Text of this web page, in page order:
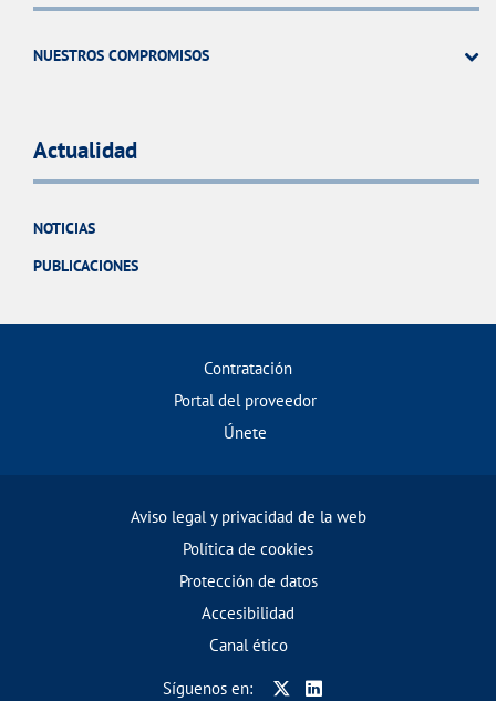
NUESTROS COMPROMISOS
Actualidad
NOTICIAS
PUBLICACIONES
Contratación
Portal del proveedor
Únete
Aviso legal y privacidad de la web
Política de cookies
Protección de datos
Accesibilidad
Canal ético
Síguenos en: